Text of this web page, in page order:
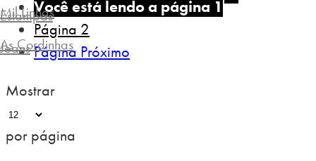
Estampas
Jeans
Mil Linhas
As Cordinhas
Você está lendo a página 1
Página 2
Página Próximo
Mostrar
por página